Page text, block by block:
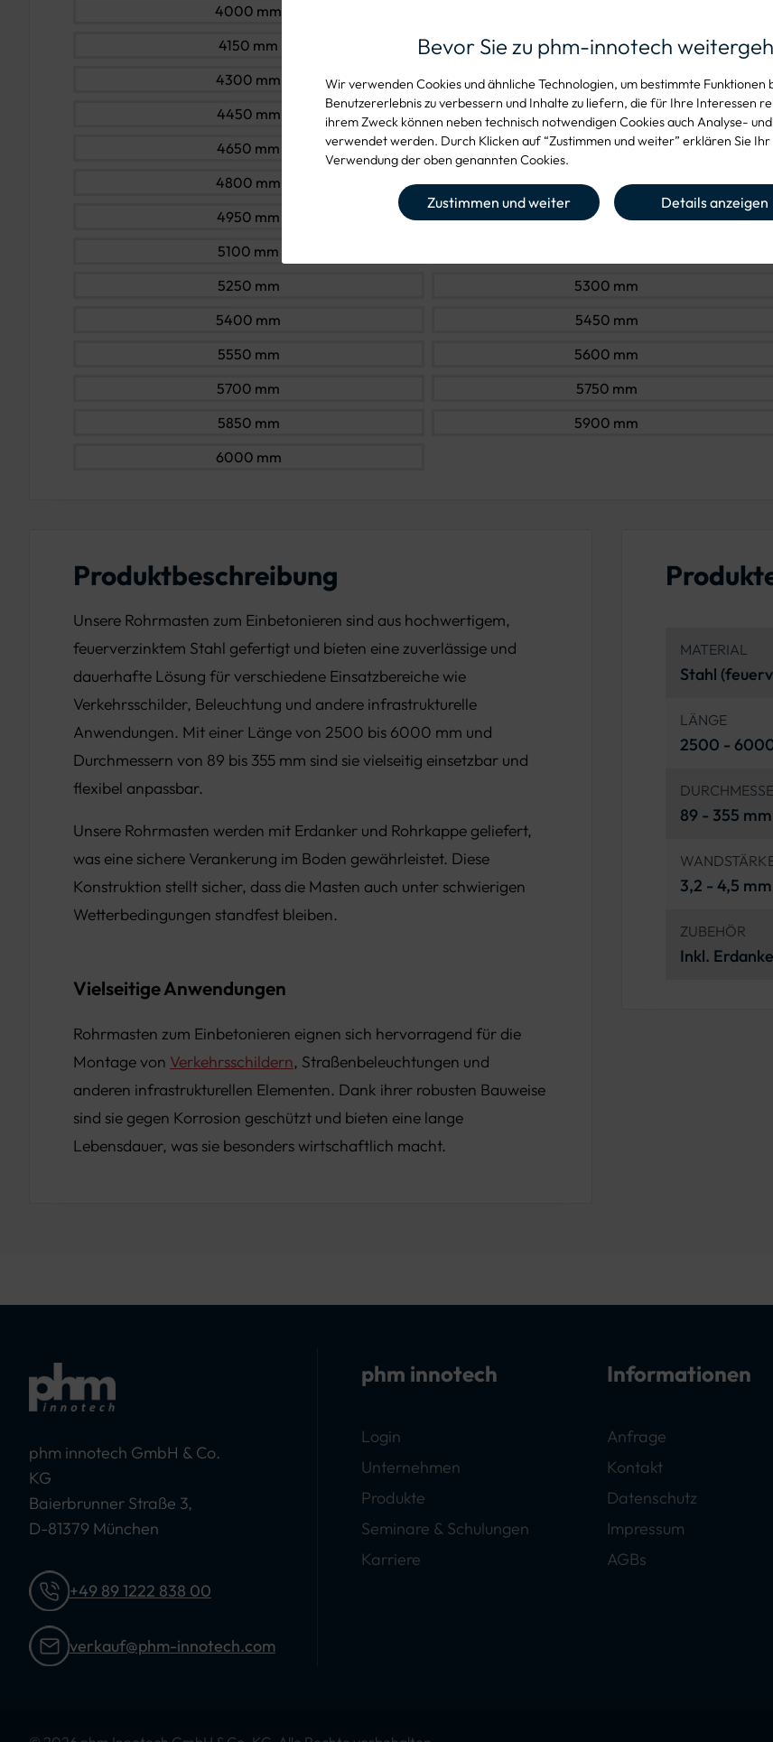
Bevor Sie zu phm-innotech
Wir verwenden Cookies und ähnliche Technologien, um bestimmte Funktionen
Benutzererlebnis zu verbessern und Inhalte zu liefern, die für Ihre Interessen
ihrem Zweck können neben technisch notwendigen Cookies auch Analyse-
verwendet werden. Durch Klicken auf “Zustimmen und weiter” erklären Sie Ihr
Verwendung der oben genannten Cookies.
Zustimmen und weiter Details anzeigen
4000 mm
4150 mm
4200 mm
4300 mm
4350 mm
4450 mm
4500 mm
4650 mm
4700 mm
4800 mm
4850 mm
4950 mm
5000 mm
5100 mm
5250 mm
5300 mm
5400 mm
5450 mm
5550 mm
5600 mm
5700 mm
5750 mm
5850 mm
5900 mm
6000 mm
Produktbeschreibung
Unsere Rohrmasten zum Einbetonieren sind aus hochwertigem,
feuerverzinktem Stahl gefertigt und bieten eine zuverlässige und
dauerhafte Lösung für verschiedene Einsatzbereiche wie
Verkehrsschilder, Beleuchtung und andere infrastrukturelle
Anwendungen. Mit einer Länge von 2500 bis 6000 mm und
Durchmessern von 89 bis 355 mm sind sie vielseitig einsetzbar und
flexibel anpassbar.
Unsere Rohrmasten werden mit Erdanker und Rohrkappe geliefert,
was eine sichere Verankerung im Boden gewährleistet. Diese
Konstruktion stellt sicher, dass die Masten auch unter schwierigen
Wetterbedingungen standfest bleiben.
Vielseitige Anwendungen
Rohrmasten zum Einbetonieren eignen sich hervorragend für die
Montage von Verkehrsschildern, Straßenbeleuchtungen und
anderen infrastrukturellen Elementen. Dank ihrer robusten Bauweise
sind sie gegen Korrosion geschützt und bieten eine lange
Lebensdauer, was sie besonders wirtschaftlich macht.
MATERIAL
Stahl
LÄNGE
2500 -
89 - 355 mm
3,2 - 4,5 mm
ZUBEHÖR
Inkl.
phm innotech GmbH & Co.
KG
Baierbrunner Straße 3,
D-81379 München
+49 89 1222 838 00
verkauf@phm-innotech.com
phm innotech
Login
Unternehmen
Produkte
Seminare & Schulungen
Karriere
Informationen
Anfrage
Kontakt
Datenschutz
Impressum
AGBs